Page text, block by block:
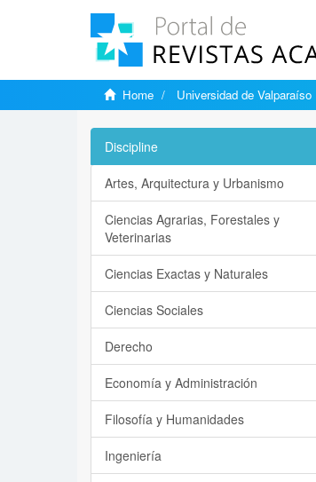
Home Universidad de Valparaíso
Discipline
Artes, Arquitectura y Urbanismo
Ciencias Agrarias, Forestales y
Veterinarias
Ciencias Exactas y Naturales
Ciencias Sociales
Derecho
Economía y Administración
Filosofía y Humanidades
Ingeniería